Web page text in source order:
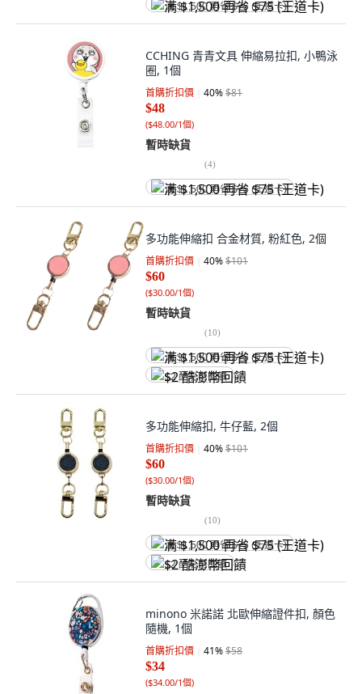
满 $1,500 再省 $75 (王道卡)
CCHING 青青文具 伸縮易拉扣, 小鴨泳
圈, 1個
首購折扣價 40%$81
$48
($48.00/1個)
暫時缺貨
(4)
满 $1,500 再省 $75 (王道卡)
多功能伸縮扣 合金材質, 粉紅色, 2個
首購折扣價 40%$101
$60
($30.00/1個)
暫時缺貨
(10)
满 $1,500 再省 $75 (王道卡)
$2 酷澎幣回饋
多功能伸縮扣, 牛仔藍, 2個
首購折扣價 40%$101
$60
($30.00/1個)
暫時缺貨
(10)
满 $1,500 再省 $75 (王道卡)
$2 酷澎幣回饋
minono 米諾諾 北歐伸縮證件扣, 顏色
隨機, 1個
首購折扣價 41%$58
$34
($34.00/1個)